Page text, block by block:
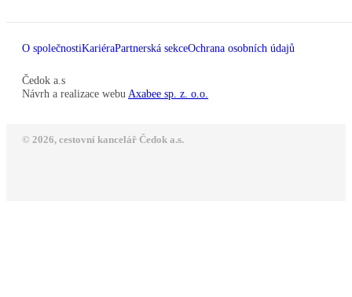
O společnostiKariéraPartnerská sekceOchrana osobních údajů
Čedok a.s
Návrh a realizace webu Axabee sp. z. o.o.
© 2026, cestovní kancelář Čedok a.s.